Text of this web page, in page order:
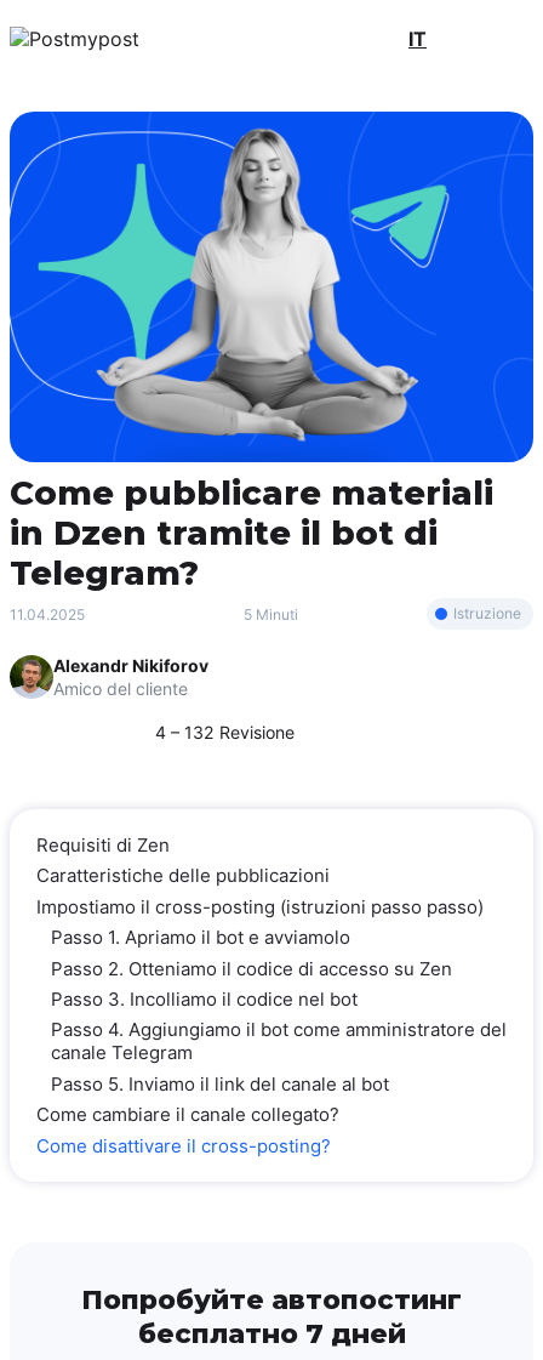
IT
Come pubblicare materiali
in Dzen tramite il bot di
Telegram?
11.04.2025 5 Minuti Istruzione
Alexandr Nikiforov
Amico del cliente
4 – 132 Revisione
Requisiti di Zen
Caratteristiche delle pubblicazioni
Impostiamo il cross-posting (istruzioni passo passo)
Passo 1. Apriamo il bot e avviamolo
Passo 2. Otteniamo il codice di accesso su Zen
Passo 3. Incolliamo il codice nel bot
Passo 4. Aggiungiamo il bot come amministratore del
canale Telegram
Passo 5. Inviamo il link del canale al bot
Come cambiare il canale collegato?
Come disattivare il cross-posting?
Попробуйте автопостинг
бесплатно 7 дней